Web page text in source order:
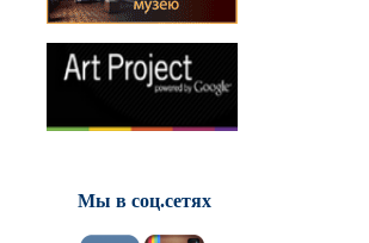
Мы в соц.сетях